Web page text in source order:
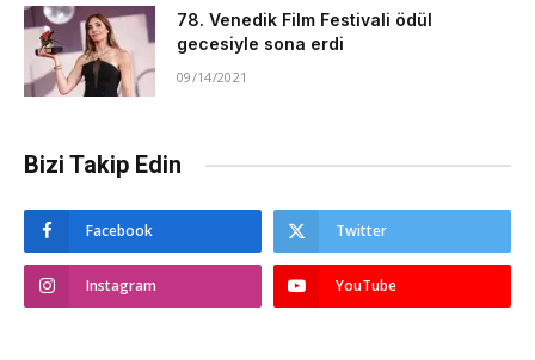
78. Venedik Film Festivali ödül
gecesiyle sona erdi
09/14/2021
Bizi Takip Edin
Facebook Twitter
Instagram YouTube